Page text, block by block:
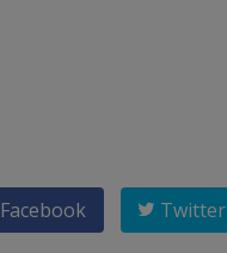
Facebook Twitter